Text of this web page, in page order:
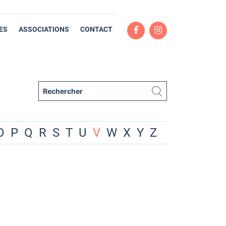
ASSOCIATIONS CONTACT
P Q R S T U V W X Y Z